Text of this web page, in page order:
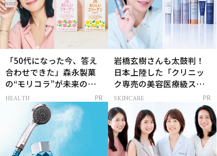
「50代になった今、答え
合わせできた」森永製菓
の“モリコラ”が未来のキ
レイを連れてくる！
HEALTH PR
岩橋玄樹さんも太鼓判！
日本上陸した「クリニッ
ク専売の美容医療級スキ
ンケア」
SKINCARE PR